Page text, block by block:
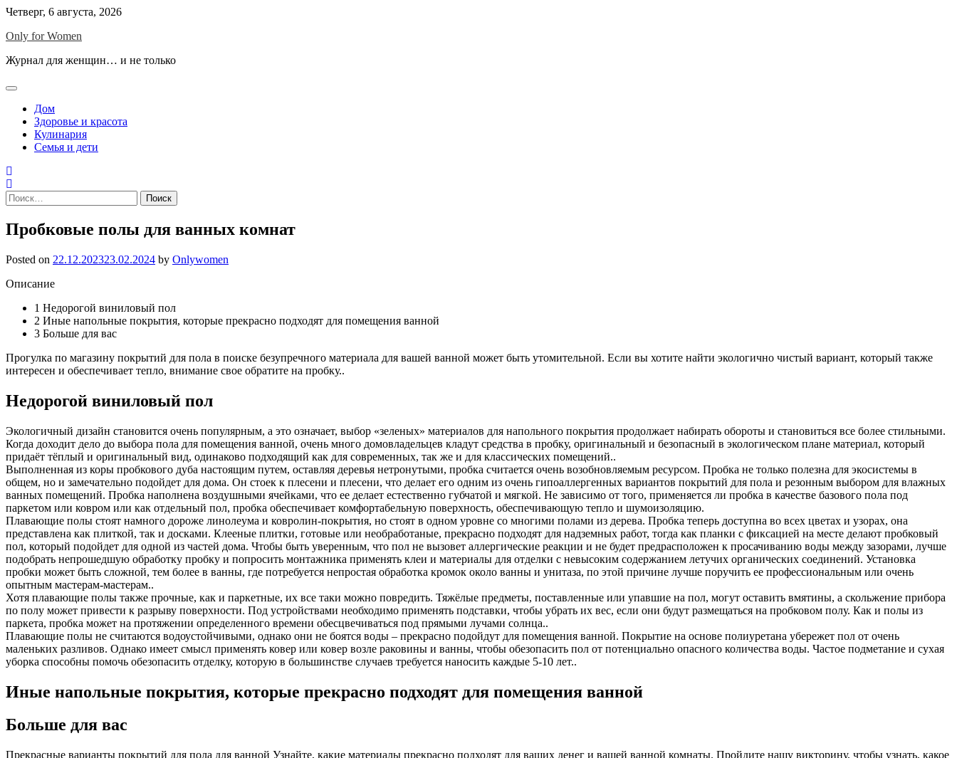
Skip
content
Четверг, 6 августа, 2026
Only for Women
Журнал для женщин… и не только
Дом
Здоровье и красота
Кулинария
Семья и дети
Найти:
Пробковые полы для ванных комнат
Posted on 22.12.202323.02.2024 by Onlywomen
Описание
1 Недорогой виниловый пол
2 Иные напольные покрытия, которые прекрасно подходят для помещения ванной
3 Больше для вас
Прогулка по магазину покрытий для пола в поиске безупречного материала для вашей ванной может быть утомительной. Если вы хотите найти экологично чистый вариант, который также
интересен и обеспечивает тепло, внимание свое обратите на пробку..
Недорогой виниловый пол
Экологичный дизайн становится очень популярным, а это означает, выбор «зеленых» материалов для напольного покрытия продолжает набирать обороты и становиться все более стильными.
Когда доходит дело до выбора пола для помещения ванной, очень много домовладельцев кладут средства в пробку, оригинальный и безопасный в экологическом плане материал, который
придаёт тёплый и оригинальный вид, одинаково подходящий как для современных, так же и для классических помещений..
Выполненная из коры пробкового дуба настоящим путем, оставляя деревья нетронутыми, пробка считается очень возобновляемым ресурсом. Пробка не только полезна для экосистемы в
общем, но и замечательно подойдет для дома. Он стоек к плесени и плесени, что делает его одним из очень гипоаллергенных вариантов покрытий для пола и резонным выбором для влажных
ванных помещений. Пробка наполнена воздушными ячейками, что ее делает естественно губчатой и мягкой. Не зависимо от того, применяется ли пробка в качестве базового пола под
паркетом или ковром или как отдельный пол, пробка обеспечивает комфортабельную поверхность, обеспечивающую тепло и шумоизоляцию.
Плавающие полы стоят намного дороже линолеума и ковролин-покрытия, но стоят в одном уровне со многими полами из дерева. Пробка теперь доступна во всех цветах и узорах, она
представлена как плиткой, так и досками. Клееные плитки, готовые или необработаные, прекрасно подходят для надземных работ, тогда как планки с фиксацией на месте делают пробковый
пол, который подойдет для одной из частей дома. Чтобы быть уверенным, что пол не вызовет аллергические реакции и не будет предрасположен к просачиванию воды между зазорами, лучше
подобрать непрошедшую обработку пробку и попросить монтажника применять клеи и материалы для отделки с невысоким содержанием летучих органических соединений. Установка
пробки может быть сложной, тем более в ванны, где потребуется непростая обработка кромок около ванны и унитаза, по этой причине лучше поручить ее профессиональным или очень
опытным мастерам-мастерам..
Хотя плавающие полы также прочные, как и паркетные, их все таки можно повредить. Тяжёлые предметы, поставленные или упавшие на пол, могут оставить вмятины, а скольжение прибора
по полу может привести к разрыву поверхности. Под устройствами необходимо применять подставки, чтобы убрать их вес, если они будут размещаться на пробковом полу. Как и полы из
паркета, пробка может на протяжении определенного времени обесцвечиваться под прямыми лучами солнца..
Плавающие полы не считаются водоустойчивыми, однако они не боятся воды – прекрасно подойдут для помещения ванной. Покрытие на основе полиуретана убережет пол от очень
маленьких разливов. Однако имеет смысл применять ковер или ковер возле раковины и ванны, чтобы обезопасить пол от потенциально опасного количества воды. Частое подметание и сухая
уборка способны помочь обезопасить отделку, которую в большинстве случаев требуется наносить каждые 5-10 лет..
Иные напольные покрытия, которые прекрасно подходят для помещения ванной
Больше для вас
Прекрасные варианты покрытий для пола для ванной Узнайте, какие материалы прекрасно подходят для ваших денег и вашей ванной комнаты. Пройдите нашу викторину, чтобы узнать, какое